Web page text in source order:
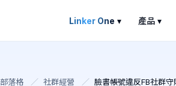
Linker One ▾ 產品 ▾
部落格 ／ 社群經營 ／ 臉書帳號違反FB社群